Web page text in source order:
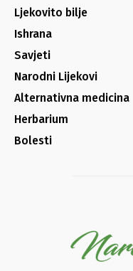
Ljekovito bilje
Ishrana
Savjeti
Narodni Lijekovi
Alternativna medicina
Herbarium
Bolesti